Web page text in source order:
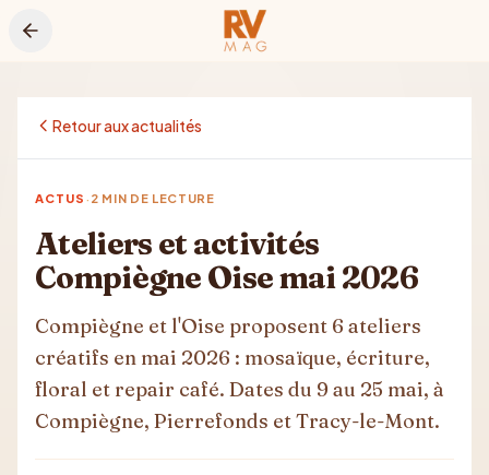
Retour aux actualités
ACTUS · 2 MIN DE LECTURE
Ateliers et activités
Compiègne Oise mai 2026
Compiègne et l'Oise proposent 6 ateliers
créatifs en mai 2026 : mosaïque, écriture,
floral et repair café. Dates du 9 au 25 mai, à
Compiègne, Pierrefonds et Tracy-le-Mont.